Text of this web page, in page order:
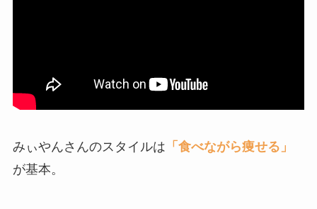
みぃやんさんのスタイルは 「食べながら痩せる」
が基本。